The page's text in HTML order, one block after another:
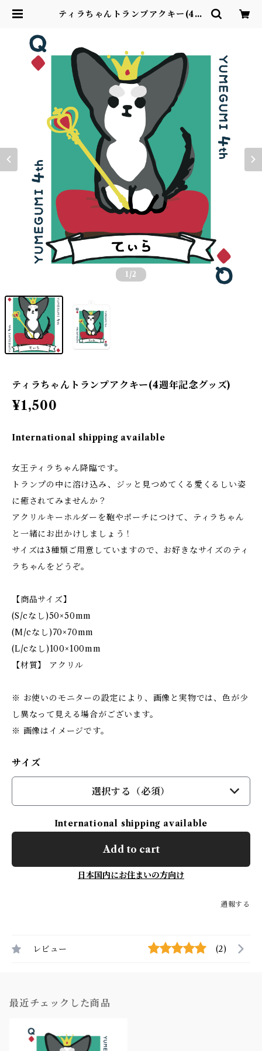
ティラちゃんトランプアクキー(4週
1 /2
ティラちゃんトランプアクキー(4週年記念グッズ)
¥1,500
International shipping available
女王ティラちゃん降臨です。
トランプの中に溶け込み、ジッと見つめてくる愛くるしい姿
に癒されてみませんか？
アクリルキーホルダーを鞄やポーチにつけて、ティラちゃん
と一緒にお出かけしましょう！
サイズは3種類ご用意していますので、お好きなサイズのティ
ラちゃんをどうぞ。
【商品サイズ】
(S/cなし)50×50mm
(M/cなし)70×70mm
(L/cなし)100×100mm
【材質】 アクリル
※ お使いのモニターの設定により、画像と実物では、色が少
し異なって見える場合がございます。
※ 画像はイメージです。
サイズ
選択する（必須）
International shipping available
Add to cart
日本国内にお住まいの方向け
通報する
レビュー (2)
最近チェックした商品